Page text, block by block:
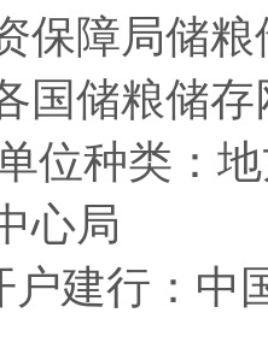
保障局储
国储粮储
位种类：
心局
户建行：中